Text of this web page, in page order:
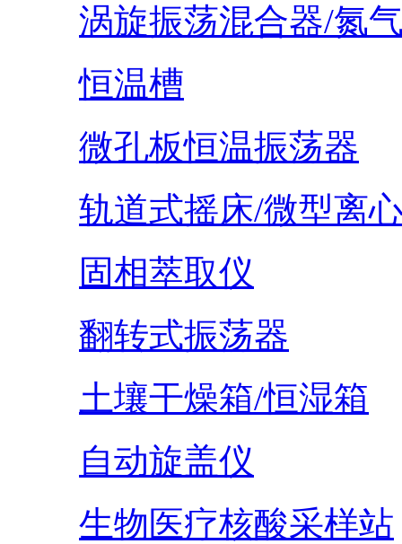
涡旋振荡混合器/氮
恒温槽
微孔板恒温振荡器
轨道式摇床/微型离
固相萃取仪
翻转式振荡器
土壤干燥箱/恒湿箱
自动旋盖仪
生物医疗核酸采样站